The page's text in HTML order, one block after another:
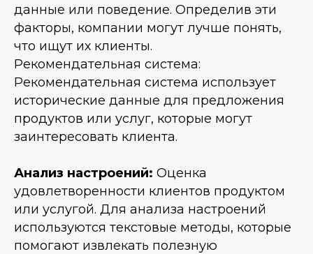
данные или поведение. Определив эти
факторы, компании могут лучше понять,
что ищут их клиенты.
Рекомендательная система:
Рекомендательная система использует
исторические данные для предложения
продуктов или услуг, которые могут
заинтересовать клиента.
Анализ настроений: Оценка
удовлетворенности клиентов продуктом
или услугой. Для анализа настроений
используются текстовые методы, которые
помогают извлекать полезную